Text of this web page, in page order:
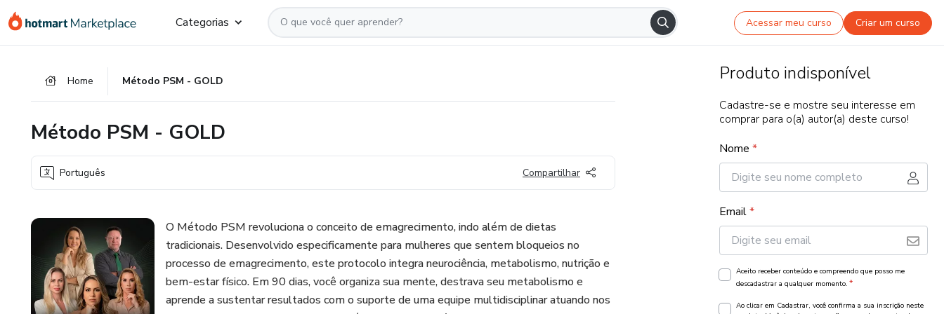
para
para
para
Categorias Acessar meu curso Criar um curso
Home Método PSM - GOLD
Método PSM - GOLD
Português Compartilhar
O Método PSM revoluciona o conceito de emagrecimento, indo além de dietas
tradicionais. Desenvolvido especificamente para mulheres que sentem bloqueios no
processo de emagrecimento, este protocolo integra neurociência, metabolismo, nutrição e
bem-estar físico. Em 90 dias, você organiza sua mente, destrava seu metabolismo e
aprende a sustentar resultados com o suporte de uma equipe multidisciplinar atuando nos
Produto indisponível
Cadastre-se e mostre seu interesse em
comprar para o(a) autor(a) deste curso!
Nome *
Email*
Aceito receber conteúdo e compreendo que posso me
descadastrar a qualquer momento. *
Ao clicar em Cadastrar, você confirma a sua inscrição neste